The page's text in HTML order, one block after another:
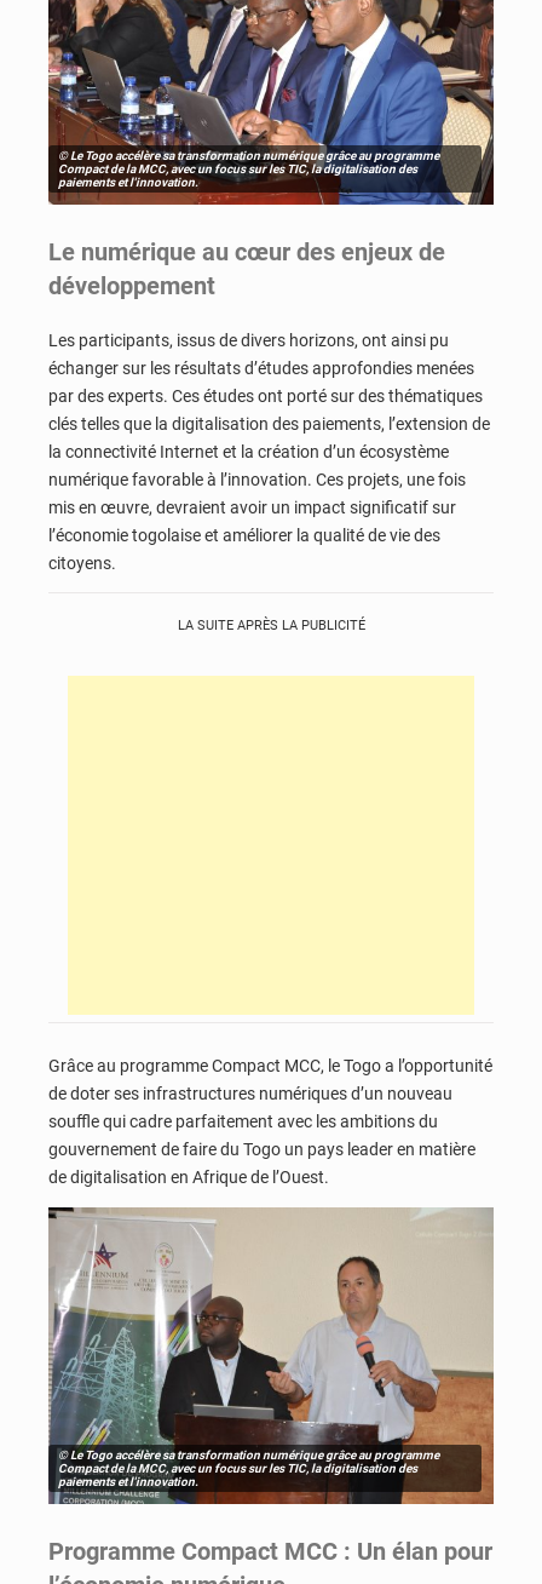
© Le Togo accélère sa transformation numérique grâce au programme
Compact de la MCC, avec un focus sur les TIC, la digitalisation des
paiements et l'innovation.
Le numérique au cœur des enjeux de
développement
Les participants, issus de divers horizons, ont ainsi pu
échanger sur les résultats d’études approfondies menées
par des experts. Ces études ont porté sur des thématiques
clés telles que la digitalisation des paiements, l’extension de
la connectivité Internet et la création d’un écosystème
numérique favorable à l’innovation. Ces projets, une fois
mis en œuvre, devraient avoir un impact significatif sur
l’économie togolaise et améliorer la qualité de vie des
citoyens.
LA SUITE APRÈS LA PUBLICITÉ
Grâce au programme Compact MCC, le Togo a l’opportunité
de doter ses infrastructures numériques d’un nouveau
souffle qui cadre parfaitement avec les ambitions du
gouvernement de faire du Togo un pays leader en matière
de digitalisation en Afrique de l’Ouest.
© Le Togo accélère sa transformation numérique grâce au programme
Compact de la MCC, avec un focus sur les TIC, la digitalisation des
paiements et l'innovation.
Programme Compact MCC : Un élan pour